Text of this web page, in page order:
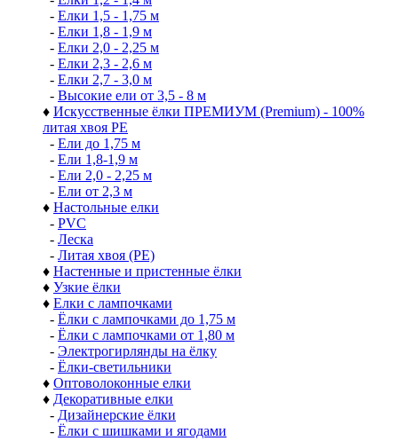
- Елки 1,5 - 1,75 м
- Елки 1,8 - 1,9 м
- Елки 2,0 - 2,25 м
- Елки 2,3 - 2,6 м
- Елки 2,7 - 3,0 м
- Высокие ели от 3,5 - 8 м
♦ Искусственные ёлки ПРЕМИУМ (Premium) - 100%
литая хвоя РЕ
- Ели до 1,75 м
- Ели 1,8-1,9 м
- Ели 2,0 - 2,25 м
- Ели от 2,3 м
♦ Настольные елки
- PVC
- Леска
- Литая хвоя (РЕ)
♦ Настенные и пристенные ёлки
♦ Узкие ёлки
♦ Елки с лампочками
- Ёлки с лампочками до 1,75 м
- Ёлки с лампочками от 1,80 м
- Электрогирлянды на ёлку
- Ёлки-светильники
♦ Оптоволоконные елки
♦ Декоративные елки
- Дизайнерские ёлки
- Ёлки с шишками и ягодами